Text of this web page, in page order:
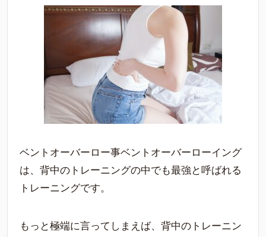
ベントオーバーロー事ベントオーバーローイング
は、背中のトレーニングの中でも最強と呼ばれる
トレーニングです。
もっと極端に言ってしまえば、背中のトレーニン